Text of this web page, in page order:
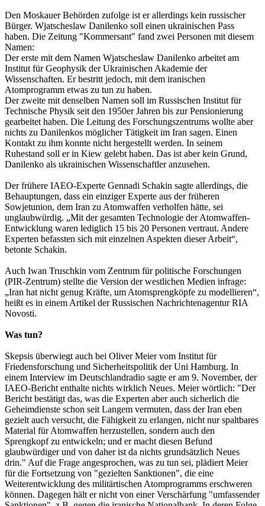
Den Moskauer Behörden zufolge ist er allerdings kein russischer
Bürger. Wjatscheslaw Danilenko soll einen ukrainischen Pass
haben. Die Zeitung "Kommersant" fand zwei Personen mit diesem
Namen:
Der erste mit dem Namen Wjatscheslaw Danilenko arbeitet am
Institut für Geophysik der Ukrainischen Akademie der
Wissenschaften. Er bestritt jedoch, mit dem iranischen
Atomprogramm etwas zu tun zu haben.
Der zweite mit denselben Namen soll im Russischen Institut für
Technische Physik seit den 1950er Jahren bis zur Pensionierung
gearbeitet haben. Die Leitung des Forschungszentrums wollte aber
nichts zu Danilenkos möglicher Tätigkeit im Iran sagen. Einen
Kontakt zu ihm konnte nicht hergestellt werden. In seinem
Ruhestand soll er in Kiew gelebt haben. Das ist aber kein Grund,
Danilenko als ukrainischen Wissenschaftler anzusehen.
Der frühere IAEO-Experte Gennadi Schakin sagte allerdings, die
Behauptungen, dass ein einziger Experte aus der früheren
Sowjetunion, dem Iran zu Atomwaffen verholfen hätte, sei
unglaubwürdig. „Mit der gesamten Technologie der Atomwaffen-
Entwicklung waren lediglich 15 bis 20 Personen vertraut. Andere
Experten befassten sich mit einzelnen Aspekten dieser Arbeit“,
betonte Schakin.
Auch Iwan Truschkin vom Zentrum für politische Forschungen
(PIR-Zentrum) stellte die Version der westlichen Medien infrage:
„Iran hat nicht genug Kräfte, um Atomsprengköpfe zu modellieren“,
heißt es in einem Artikel der Russischen Nachrichtenagentur RIA
Novosti.
Was tun?
Skepsis überwiegt auch bei Oliver Meier vom Institut für
Friedensforschung und Sicherheitspolitik der Uni Hamburg. In
einem Interview im Deutschlandradio sagte er am 9. November, der
IAEO-Bericht enthalte nichts wirklich Neues. Meier wörtlich: "Der
Bericht bestätigt das, was die Experten aber auch sicherlich die
Geheimdienste schon seit Langem vermuten, dass der Iran eben
gezielt auch versucht, die Fähigkeit zu erlangen, nicht nur spaltbares
Material für Atomwaffen herzustellen, sondern auch den
Sprengkopf zu entwickeln; und er macht diesen Befund
glaubwürdiger und von daher ist da nichts grundsätzlich Neues
drin." Auf die Frage angesprochen, was zu tun sei, plädiert Meier
für die Fortsetzung von "gezielten Sanktionen", die eine
Weiterentwicklung des militärtischen Atomprogramms erschweren
können. Dagegen hält er nicht von einer Verschärfung "umfassender